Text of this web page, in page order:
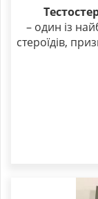
– один із
стероїдів,